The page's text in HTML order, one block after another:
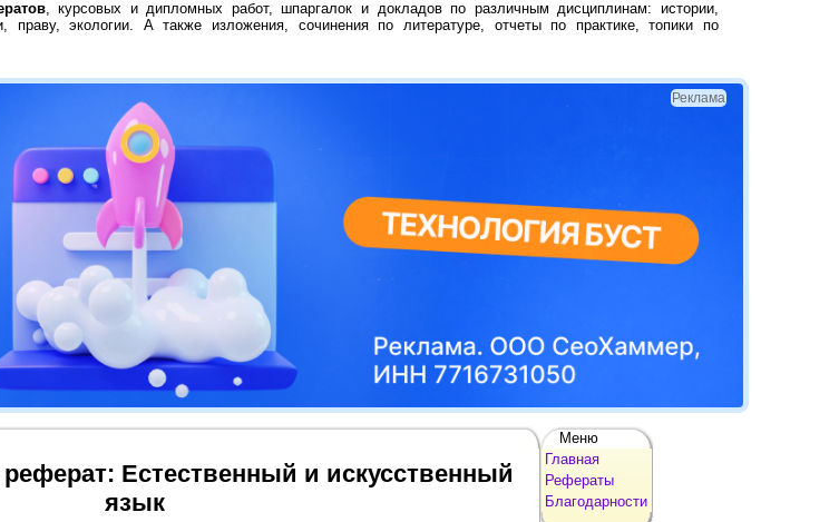
, курсовых и дипломных работ, шпаргалок и докладов по различным дисциплинам: истории,
праву, экологии. А также изложения, сочинения по литературе, отчеты по практике, топики по
Реклама
Естественный и искусственный
язык
Меню
Главная
Рефераты
Благодарности